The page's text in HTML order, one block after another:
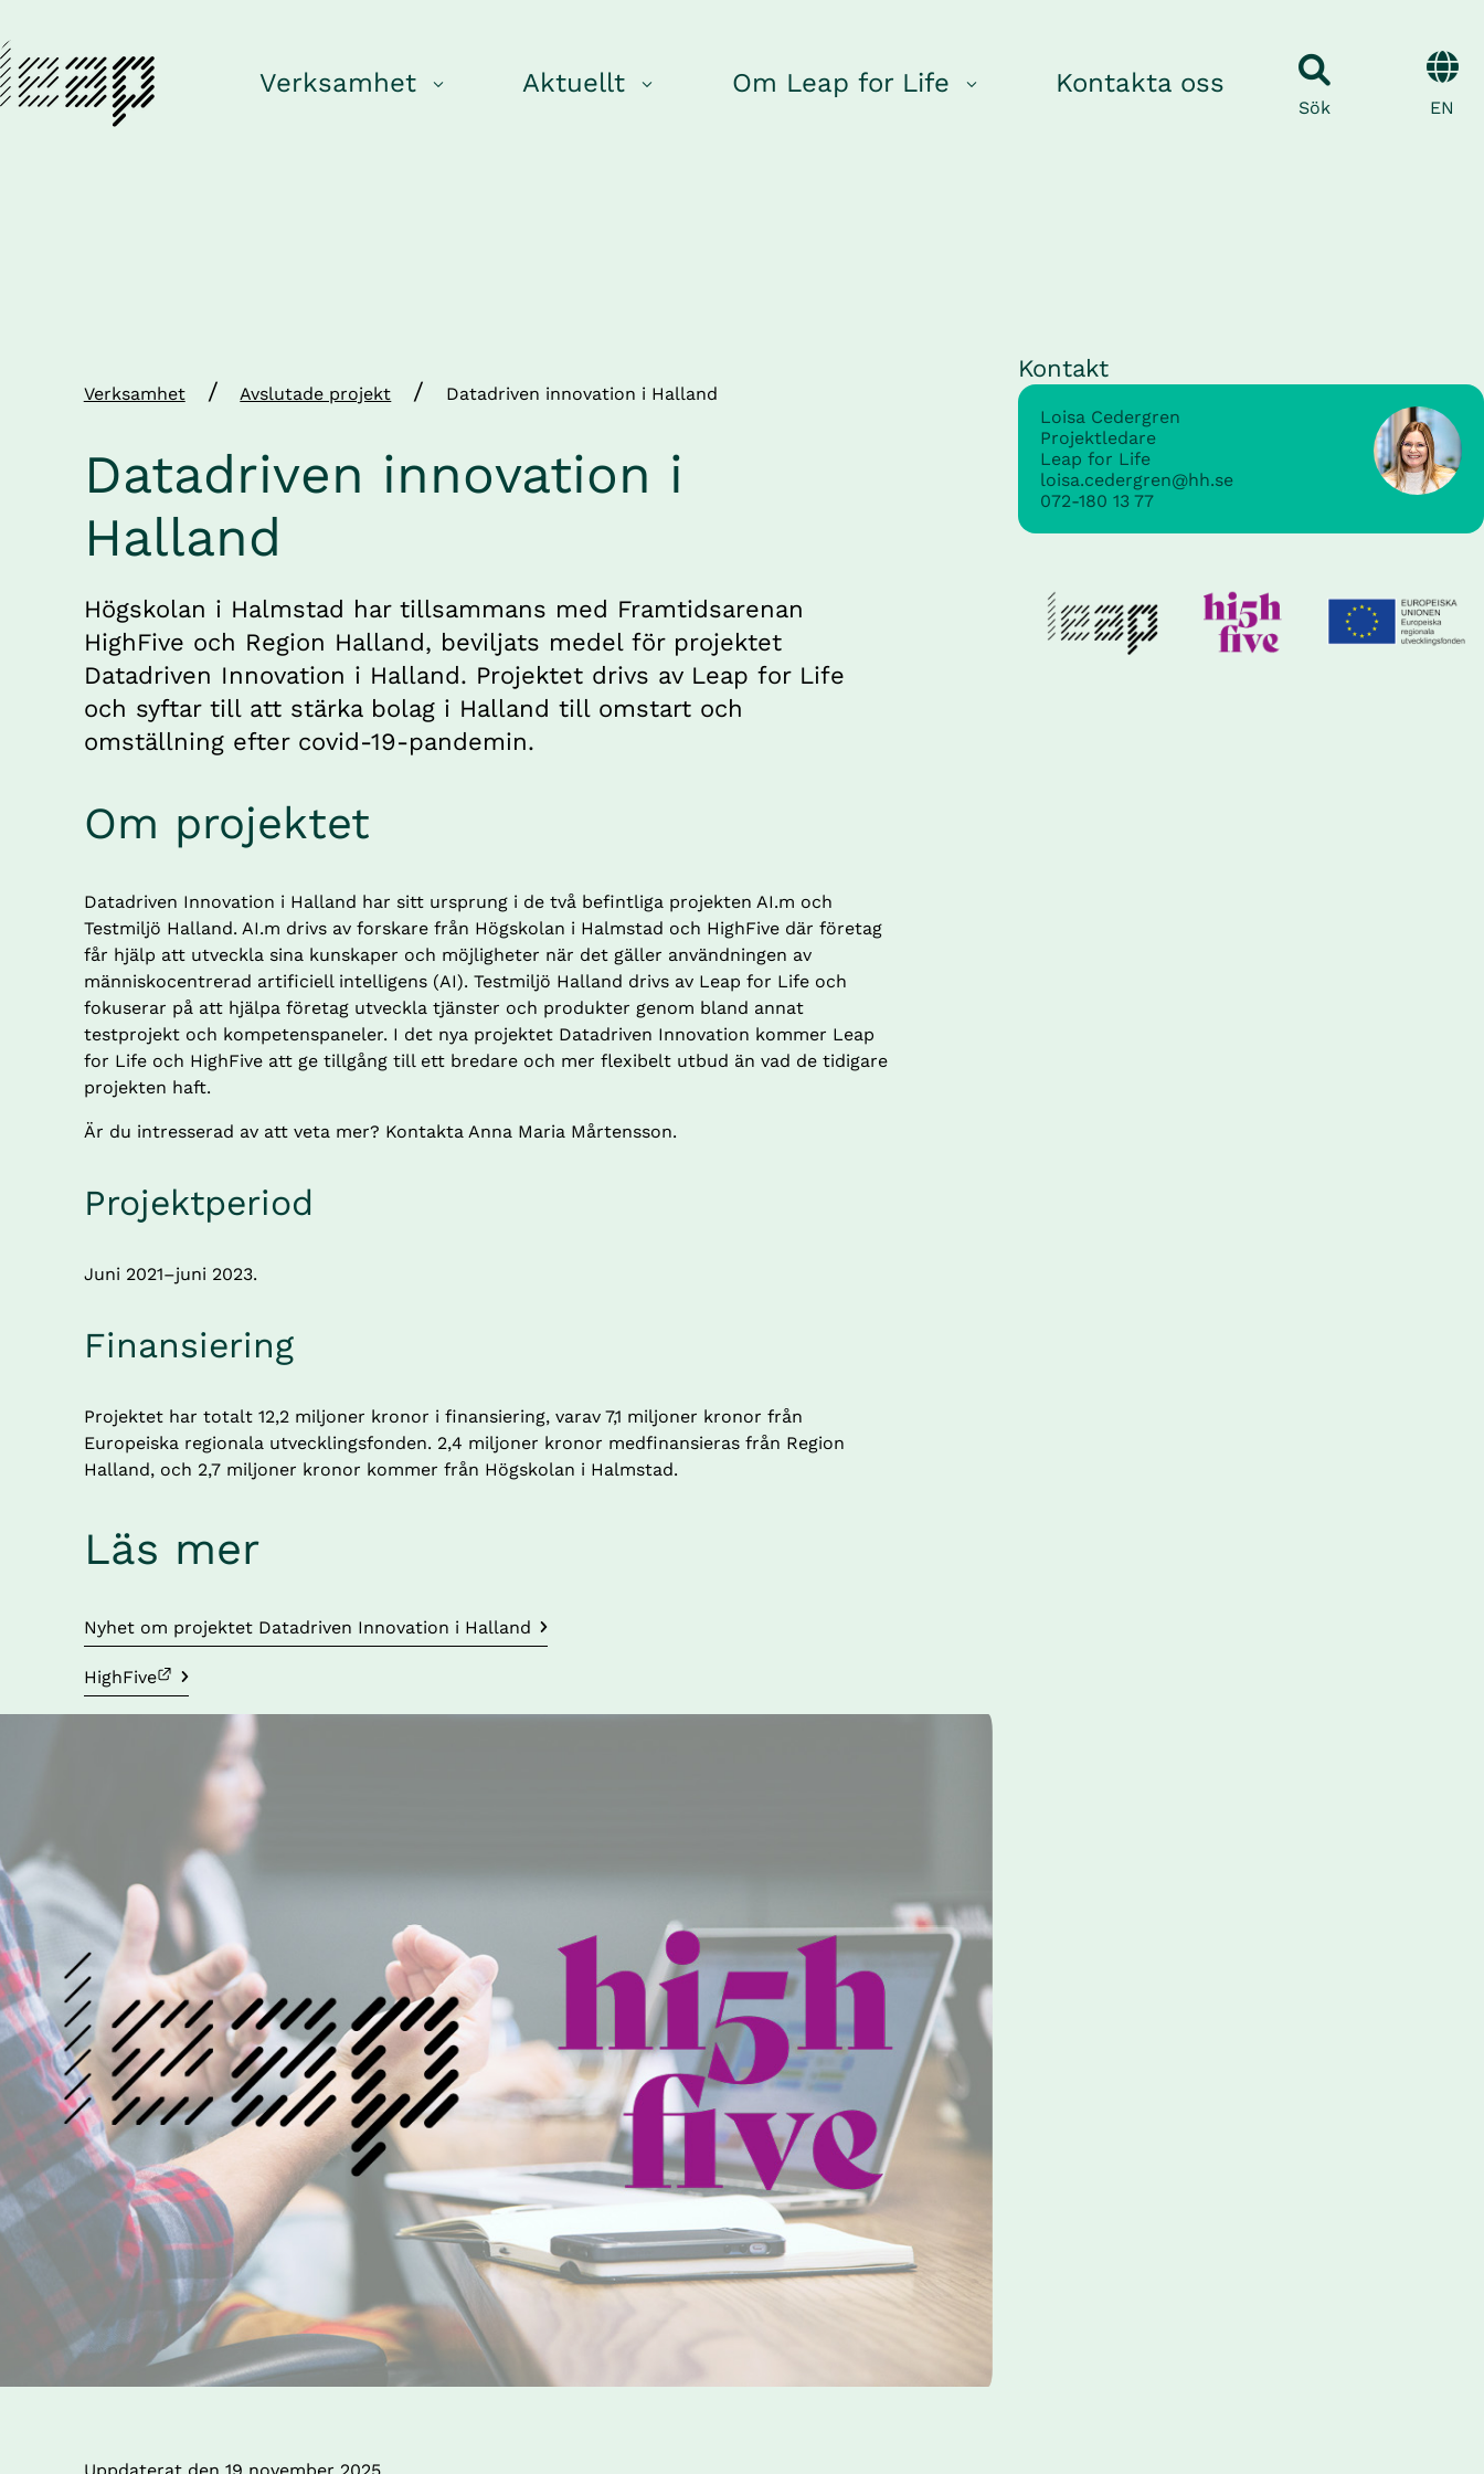
Verksamhet Aktuellt Om Leap for Life Kontakta oss
Sök EN
Verksamhet / Avslutade projekt / Datadriven innovation i Halland
Datadriven innovation i
Halland
Högskolan i Halmstad har tillsammans med Framtidsarenan
HighFive och Region Halland, beviljats medel för projektet
Datadriven Innovation i Halland. Projektet drivs av Leap for Life
och syftar till att stärka bolag i Halland till omstart och
omställning efter covid-19-pandemin.
Om projektet
Datadriven Innovation i Halland har sitt ursprung i de två befintliga projekten AI.m och
Testmiljö Halland. AI.m drivs av forskare från Högskolan i Halmstad och HighFive där företag
får hjälp att utveckla sina kunskaper och möjligheter när det gäller användningen av
människocentrerad artificiell intelligens (AI). Testmiljö Halland drivs av Leap for Life och
fokuserar på att hjälpa företag utveckla tjänster och produkter genom bland annat
testprojekt och kompetenspaneler. I det nya projektet Datadriven Innovation kommer Leap
for Life och HighFive att ge tillgång till ett bredare och mer flexibelt utbud än vad de tidigare
projekten haft.
Är du intresserad av att veta mer? Kontakta Anna Maria Mårtensson.
Projektperiod
Juni 2021–juni 2023.
Finansiering
Projektet har totalt 12,2 miljoner kronor i finansiering, varav 7,1 miljoner kronor från
Europeiska regionala utvecklingsfonden. 2,4 miljoner kronor medfinansieras från Region
Halland, och 2,7 miljoner kronor kommer från Högskolan i Halmstad.
Läs mer
Nyhet om projektet Datadriven Innovation i Halland
HighFive
Länk till annan webbplats.
Kontakt
Loisa Cedergren
Projektledare
Leap for Life
loisa.cedergren@hh.se
072-180 13 77